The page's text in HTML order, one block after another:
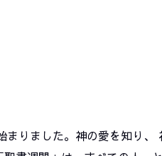
りました。神の愛を知り、